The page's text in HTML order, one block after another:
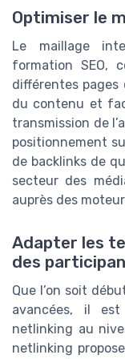
Optimiser le
Le maillage
formation SEO,
différentes
du contenu et
transmission de
positionnement
de backlinks de
secteur des
auprès des
Adapter les
des
Que l’on soit
avancées, il
netlinking au
netlinking